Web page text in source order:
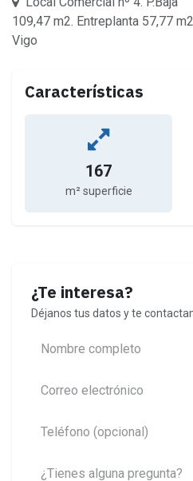
109,47 m2. Entreplanta 57,77
Vigo
Características
167
m² superficie
¿Te interesa?
Déjanos tus datos y te